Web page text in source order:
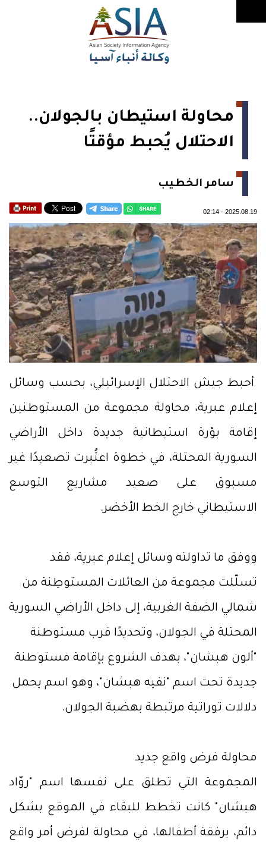
محاولة استيطان بالجولان..
الاحتلال يُحبط مؤقتًا
سامر الخطيب
2025.08.19
-
02:14
أحبط جيش الاحتلال الإسرائيلي، بحسب وسائل
إعلام عبرية، محاولة مجموعة من المستوطنين
إقامة بؤرة استيطانية جديدة داخل الأراضي
السورية المحتلة، في خطوة اعتُبرت تصعيدًا غير
مسبوق على صعيد مشاريع التوسع
الاستيطاني خارج الخط الأخضر.
ووفق ما تداولته وسائل إعلام عبرية، فقد
تسلّلت مجموعة من العائلات المستوطِنة من
شمالي الضفة الغربية، إلى داخل الأراضي السورية
المحتلة في الجولان، وتحديدًا قرب مستوطنة
"ألون هبشان"، بهدف الشروع بإقامة مستوطنة
جديدة تحت اسم "نفيه هبشان"، وهو اسم يحمل
دلالات توراتية مرتبطة بهضبة الجولان.
محاولة فرض واقع جديد
المجموعة التي تطلق على نفسها اسم "روّاد
هبشان" كانت تخطط للبقاء في الموقع بشكل
دائم، برفقة أطفالها، في محاولة لفرض أمر واقع